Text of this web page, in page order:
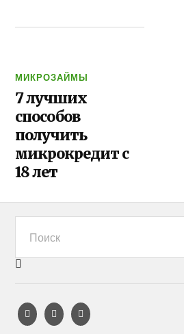
МИКРОЗАЙМЫ
7 лучших
способов
получить
микрокредит с
18 лет